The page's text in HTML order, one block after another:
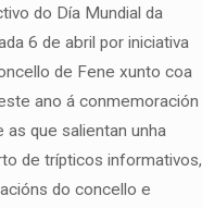
do Día Mundial da
6 de abril por iniciativa
de Fene xunto coa
ano á conmemoración
que salientan unha
de trípticos informativos,
do concello e